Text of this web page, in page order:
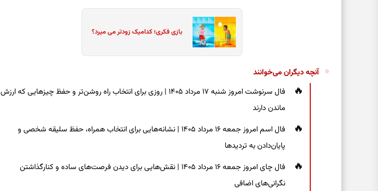
بازی فکری؛ کدامیک زودتر می میرد؟
آنچه دیگران می‌خوانند
فال سرنوشت امروز شنبه ۱۷ مرداد ۱۴۰۵ | روزی برای انتخاب راه روشن‌تر و حفظ چیزهایی که ارزش
ماندن دارند
فال اسم امروز جمعه ۱۶ مرداد ۱۴۰۵ | نشانه‌هایی برای انتخاب همراه، حفظ سلیقه شخصی و
پایان‌دادن به تردیدها
فال چای امروز جمعه ۱۶ مرداد ۱۴۰۵ | نقش‌هایی برای دیدن فرصت‌های ساده و کنارگذاشتن
نگرانی‌های اضافی